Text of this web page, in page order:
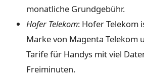
monatliche Grundgebühr.
Hofer Telekom: Hofer Telekom
Marke von Magenta Telekom
Tarife für Handys mit viel
Freiminuten.